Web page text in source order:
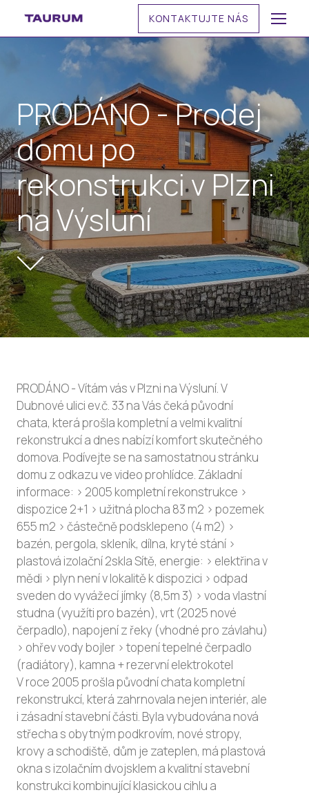
MENU
KONTAKTUJTE NÁS
PRODÁNO - Prodej
domu po
rekonstrukci v Plzni
na Výsluní
PRODÁNO - Vítám vás v Plzni na Výsluní. V
Dubnové ulici ev.č. 33 na Vás čeká původní
chata, která prošla kompletní a velmi kvalitní
rekonstrukcí a dnes nabízí komfort skutečného
domova. Podívejte se na samostatnou stránku
domu z odkazu ve video prohlídce. Základní
informace: > 2005 kompletní rekonstrukce >
dispozice 2+1 > užitná plocha 83 m2 > pozemek
655 m2 > částečně podsklepeno (4 m2) >
bazén, pergola, skleník, dílna, kryté stání >
plastová izolační 2skla Sítě, energie: > elektřina v
mědi > plyn není v lokalitě k dispozici > odpad
sveden do vyvážecí jímky (8,5m 3) > voda vlastní
studna (využíti pro bazén), vrt (2025 nové
čerpadlo), napojení z řeky (vhodné pro závlahu)
> ohřev vody bojler > topení tepelné čerpadlo
(radiátory), kamna + rezervní elektrokotel
V roce 2005 prošla původní chata kompletní
rekonstrukcí, která zahrnovala nejen interiér, ale
i zásadní stavební části. Byla vybudována nová
střecha s obytným podkrovím, nové stropy,
krovy a schodiště, dům je zateplen, má plastová
okna s izolačním dvojsklem a kvalitní stavební
konstrukci kombinující klasickou cihlu a